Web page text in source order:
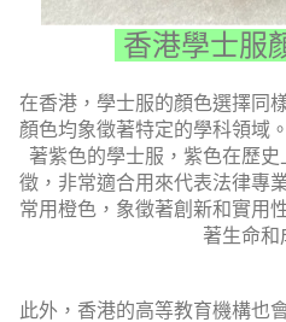
香港學士
在香港，學士服的顏色選擇同
顏色均象徵著特定的學科領域
著紫色的學士服，紫色在歷
徵，非常適合用來代表法律專
常用橙色，象徵著創新和實用
著生命和
此外，香港的高等教育機構也